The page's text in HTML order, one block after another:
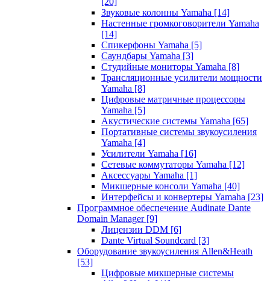
Звуковые колонны Yamaha [14]
Настенные громкоговорители Yamaha
[14]
Спикерфоны Yamaha [5]
Саундбары Yamaha [3]
Студийные мониторы Yamaha [8]
Трансляционные усилители мощности
Yamaha [8]
Цифровые матричные процессоры
Yamaha [5]
Акустические системы Yamaha [65]
Портативные системы звукоусиления
Yamaha [4]
Усилители Yamaha [16]
Сетевые коммутаторы Yamaha [12]
Аксессуары Yamaha [1]
Микшерные консоли Yamaha [40]
Интерфейсы и конвертеры Yamaha [23]
Программное обеспечение Audinate Dante
Domain Manager [9]
Лицензии DDM [6]
Dante Virtual Soundcard [3]
Оборудование звукоусиления Allen&Heath
[53]
Цифровые микшерные системы